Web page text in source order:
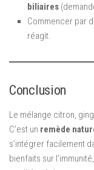
biliaires
Commencer par
réagit.
Conclusion
Le mélange citron,
C’est un remède
s’intégrer facilement
bienfaits sur